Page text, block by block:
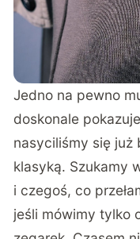
Jedno na pewno
doskonale
nasyciliśmy się już
klasyką. Szukamy
i czegoś, co
jeśli mówimy tylko